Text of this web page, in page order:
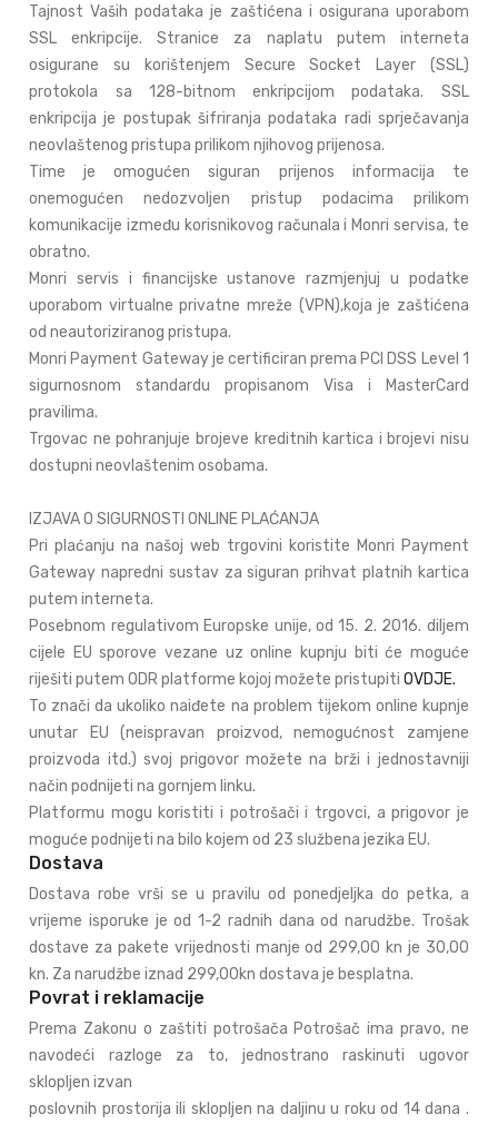
Tajnost Vaših podataka je zaštićena i osigurana uporabom
SSL enkripcije. Stranice za naplatu putem interneta
osigurane su korištenjem Secure Socket Layer (SSL)
protokola sa 128-bitnom enkripcijom podataka. SSL
enkripcija je postupak šifriranja podataka radi sprječavanja
neovlaštenog pristupa prilikom njihovog prijenosa.
Time je omogućen siguran prijenos informacija te
onemogućen nedozvoljen pristup podacima prilikom
komunikacije između korisnikovog računala i Monri servisa, te
obratno.
Monri servis i financijske ustanove razmjenjuj u podatke
uporabom virtualne privatne mreže (VPN),koja je zaštićena
od neautoriziranog pristupa.
Monri Payment Gateway je certificiran prema PCI DSS Level 1
sigurnosnom standardu propisanom Visa i MasterCard
pravilima.
Trgovac ne pohranjuje brojeve kreditnih kartica i brojevi nisu
dostupni neovlaštenim osobama.
IZJAVA O SIGURNOSTI ONLINE PLAĆANJA
Pri plaćanju na našoj web trgovini koristite Monri Payment
Gateway napredni sustav za siguran prihvat platnih kartica
putem interneta.
Posebnom regulativom Europske unije, od 15. 2. 2016. diljem
cijele EU sporove vezane uz online kupnju biti će moguće
riješiti putem ODR platforme kojoj možete pristupitiOVDJE.
To znači da ukoliko naiđete na problem tijekom online kupnje
unutar EU (neispravan proizvod, nemogućnost zamjene
proizvoda itd.) svoj prigovor možete na brži i jednostavniji
način podnijeti na gornjem linku.
Platformu mogu koristiti i potrošači i trgovci, a prigovor je
moguće podnijeti na bilo kojem od 23 službena jezika EU.
Dostava
Dostava robe vrši se u pravilu od ponedjeljka do petka, a
vrijeme isporuke je od 1-2 radnih dana od narudžbe. Trošak
dostave za pakete vrijednosti manje od 299,00 kn je 30,00
kn. Za narudžbe iznad 299,00kn dostava je besplatna.
Povrat i reklamacije
Prema Zakonu o zaštiti potrošača Potrošač ima pravo, ne
navodeći razloge za to, jednostrano raskinuti ugovor
sklopljen izvan
poslovnih prostorija ili sklopljen na daljinu u roku od 14 dana .